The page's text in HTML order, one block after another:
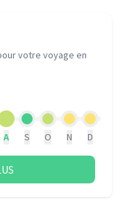
votre voyageen
A S O N D